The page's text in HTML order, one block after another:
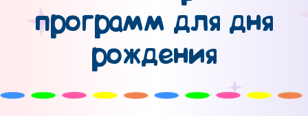
программ для дня
рождения